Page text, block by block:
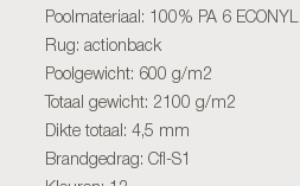
Poolmateriaal: 100% PA 6 ECONYL
Rug: actionback
Poolgewicht: 600 g/m2
Totaal gewicht: 2100 g/m2
Dikte totaal: 4,5 mm
Brandgedrag: Cfl-S1